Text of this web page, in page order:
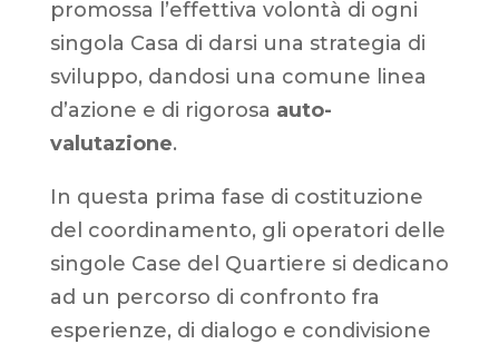
promossa l’effettiva volontà di ogni
singola Casa di darsi una strategia di
sviluppo, dandosi una comune linea
d’azione e di rigorosa auto-
valutazione.
In questa prima fase di costituzione
del coordinamento, gli operatori delle
singole Case del Quartiere si dedicano
ad un percorso di confronto fra
esperienze, di dialogo e condivisione